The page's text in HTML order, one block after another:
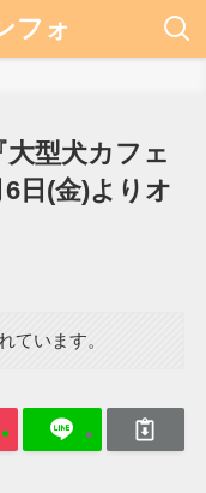
フォ
大型犬カフェ
日(金)よりオ
ています。